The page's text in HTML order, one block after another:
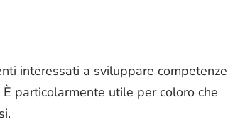
interessati a sviluppare competenze
particolarmente utile per coloro che